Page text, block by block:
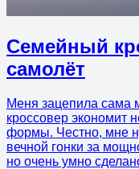
Семейный
самолёт
Меня зацепила
кроссовер экономит
формы. Честно, мне
вечной гонки за
но очень умно